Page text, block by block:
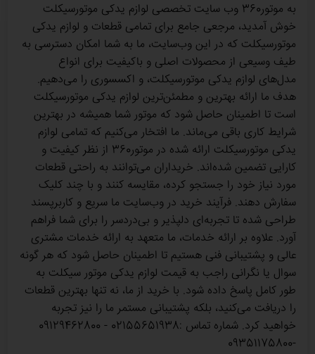
به موتور360 وب سایت تخصصی لوازم یدکی موتورسیکلت
خوش آمدید، مرجعی جامع برای تمامی قطعات و لوازم یدکی
موتورسیکلت‌ که در این وب‌سایت، ما به شما امکان دسترسی به
طیف وسیعی از محصولات اصلی و باکیفیت برای انواع
مدل‌های لوازم یدکی موتورسیکلت، و اکسسوری را می‌دهیم.
هدف ما ارائه بهترین و مطمئن‌ترین لوازم یدکی موتورسیکلت
است تا اطمینان حاصل شود که موتور شما همیشه در بهترین
شرایط کاری باقی می‌ماند. ما افتخار می‌کنیم که تمامی لوازم
یدکی موتورسیکلت ارائه شده در موتور360 از نظر کیفیت و
کارایی تضمین شده‌اند. خریداران می‌توانند به راحتی قطعات
مورد نیاز خود را جستجو کرده، مقایسه کنند و با چند کلیک
سفارش دهند. فرآیند خرید در وب‌سایت ما سریع و کاربرپسند
طراحی شده تا تجربه‌ای دلپذیر و بی‌دردسر را برای شما فراهم
آورد. علاوه بر ارائه خدمات، ما متعهد به ارائه خدمات مشتری
عالی و پشتیبانی فنی هستیم تا اطمینان حاصل شود که هر گونه
سوال یا نگرانی راجب به قیمت لوازم یدکی موتور سیکلت به
طور کامل پاسخ داده شود. با خرید از ما، نه تنها بهترین قطعات
را دریافت می‌کنید، بلکه پشتیبانی مستمر ما را نیز تجربه
خواهید کرد. شماره تماس :02155651938 - 09129462800
-09351175800